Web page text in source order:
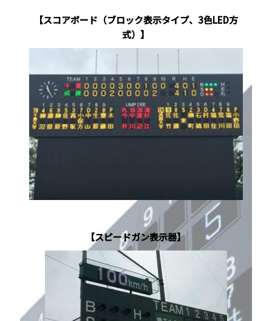
【スコアボード（ブロック表示タイプ、3色LED方
式）】
【スピードガン表示器】